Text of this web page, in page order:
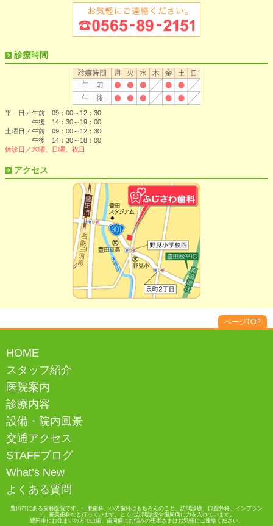
診療時間
平 日／午前 09：00～12：30
午後 14：30～19：00
土曜日／午前 09：00～12：30
午後 14：30～18：00
休診日／木曜、日曜、祝日
アクセス
ページTOP
HOME
スタッフ紹介
医院案内
診療内容
設備・院内風景
交通アクセス
STAFFブログ
What’s New
よくある質問
豊田市にある歯科医院です。一般歯科、小児歯科はもちろんのこと、訪問診療、口腔外科、インプラン
ト、審美歯科など行っています。とくに訪問診療や歯周病に力を入れています。
豊田市にお住まいの方で虫歯、歯周病にお悩みの患者さまはお気軽にご連絡ください。